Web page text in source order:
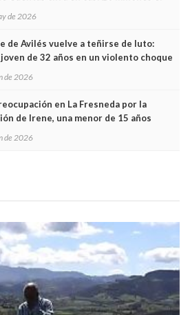
de los trenes que no cabían por los
de 2026
de Avilés vuelve a teñirse de luto:
de 32 años en un violento choque
de 2026
en La Fresneda por la
de Irene, una menor de 15 años
de 2026